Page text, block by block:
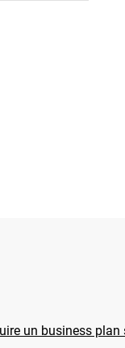
un business plan